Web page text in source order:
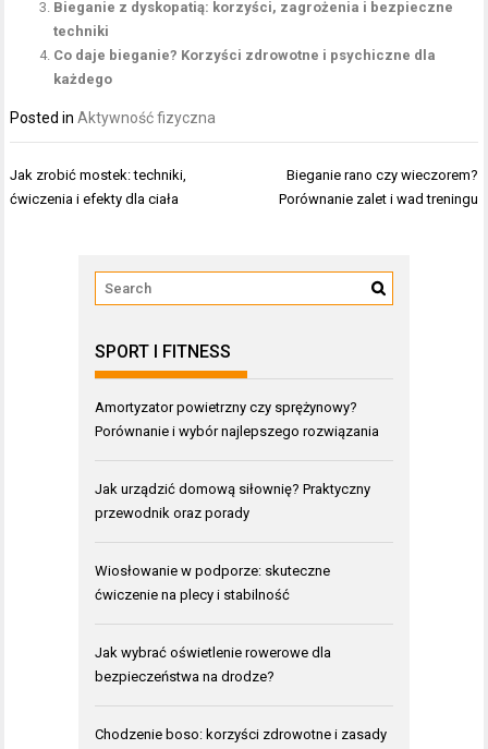
Bieganie z dyskopatią: korzyści, zagrożenia i bezpieczne
techniki
Co daje bieganie? Korzyści zdrowotne i psychiczne dla
każdego
Posted inAktywność fizyczna
Nawigacja
wpisu
Jak zrobić mostek: techniki,
ćwiczenia i efekty dla ciała
Bieganie rano czy wieczorem?
Porównanie zalet i wad treningu
SPORT I FITNESS
Amortyzator powietrzny czy sprężynowy?
Porównanie i wybór najlepszego rozwiązania
Jak urządzić domową siłownię? Praktyczny
przewodnik oraz porady
Wiosłowanie w podporze: skuteczne
ćwiczenie na plecy i stabilność
Jak wybrać oświetlenie rowerowe dla
bezpieczeństwa na drodze?
Chodzenie boso: korzyści zdrowotne i zasady